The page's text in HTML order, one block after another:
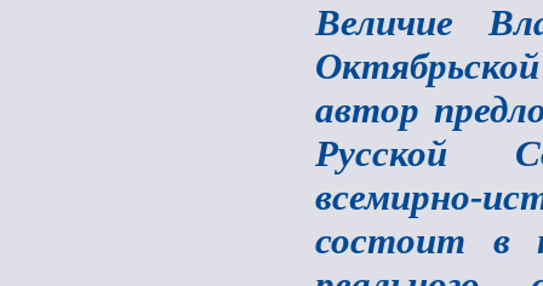
Величие
автор
Русской
всемирно-
состоит в